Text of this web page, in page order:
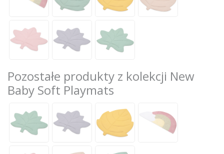
Pozostałe produkty z kolekcji New
Baby Soft Playmats